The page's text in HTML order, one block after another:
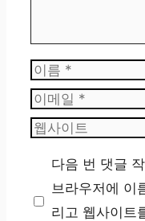
이
름
이
메
웹
트
다음 번 댓글
브라우저에 이
리고 웹사이트